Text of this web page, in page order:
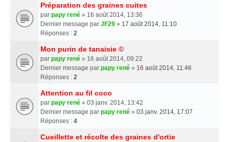
Préparation des graines cuites
par papy rené » 16 août 2014, 13:36
Dernier message par JF29 » 17 août 2014, 11:10
Réponses : 2
Mon purin de tanaisie ©
par papy rené » 16 août 2014, 09:22
Dernier message par papy rené » 16 août 2014, 11:46
Réponses : 2
Attention au fil coco
par papy rené » 03 janv. 2014, 13:42
Dernier message par papy rené » 03 janv. 2014, 17:07
Réponses : 4
Cueillette et récolte des graines d'ortie